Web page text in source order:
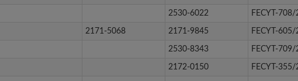
2530-6022 FECYT-708/
2171-5068 2171-9845 FECYT-605/
2530-8343 FECYT-709/
2172-0150 FECYT-355/